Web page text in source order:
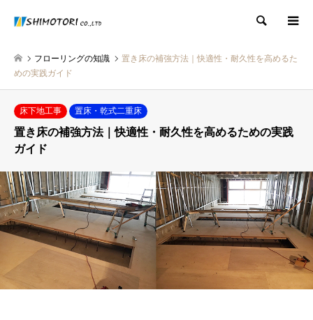
検索
フローリングの知識
置き床の補強方法｜快適性・耐久性を高めるた
めの実践ガイド
床下地工事 置床・乾式二重床
置き床の補強方法｜快適性・耐久性を高めるための実践
ガイド